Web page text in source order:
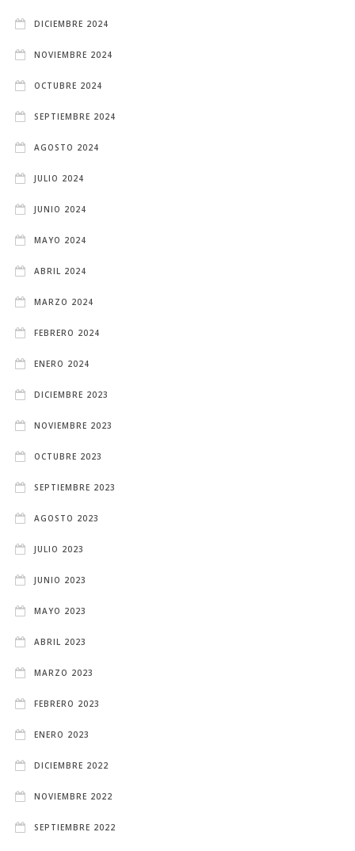
DICIEMBRE 2024
NOVIEMBRE 2024
OCTUBRE 2024
SEPTIEMBRE 2024
AGOSTO 2024
JULIO 2024
JUNIO 2024
MAYO 2024
ABRIL 2024
MARZO 2024
FEBRERO 2024
ENERO 2024
DICIEMBRE 2023
NOVIEMBRE 2023
OCTUBRE 2023
SEPTIEMBRE 2023
AGOSTO 2023
JULIO 2023
JUNIO 2023
MAYO 2023
ABRIL 2023
MARZO 2023
FEBRERO 2023
ENERO 2023
DICIEMBRE 2022
NOVIEMBRE 2022
SEPTIEMBRE 2022